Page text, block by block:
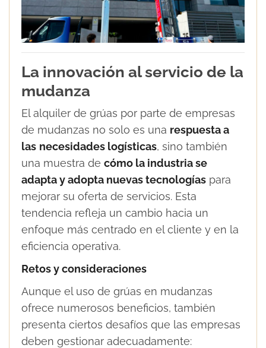
La innovación al servicio de la
mudanza
El alquiler de grúas por parte de empresas
de mudanzas no solo es una respuesta a
las necesidades logísticas, sino también
una muestra de cómo la industria se
adapta y adopta nuevas tecnologías para
mejorar su oferta de servicios. Esta
tendencia refleja un cambio hacia un
enfoque más centrado en el cliente y en la
eficiencia operativa.
Retos y consideraciones
Aunque el uso de grúas en mudanzas
ofrece numerosos beneficios, también
presenta ciertos desafíos que las empresas
deben gestionar adecuadamente: